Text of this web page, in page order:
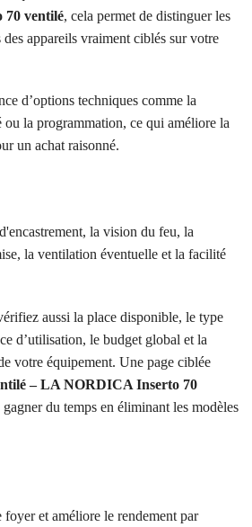
ventilé, cela permet de distinguer les
appareils vraiment ciblés sur votre
d’options techniques comme la
ou la programmation, ce qui améliore la
un achat raisonné.
la vision du feu, la
la ventilation éventuelle et la facilité
aussi la place disponible, le type
d’utilisation, le budget global et la
votre équipement. Une page ciblée
– LA NORDICA Inserto 70
du temps en éliminant les modèles
et améliore le rendement par